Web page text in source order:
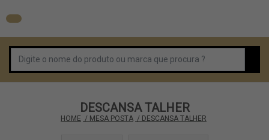
DESCANSA TALHER
HOME / MESA POSTA / DESCANSA TALHER